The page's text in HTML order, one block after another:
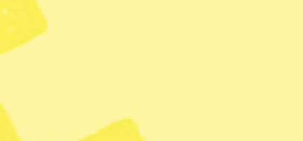
demokrati. Mänskliga
inte mänskliga rättigheter.
grundlag i Sverige. Det är
alla försök att utnyttja den